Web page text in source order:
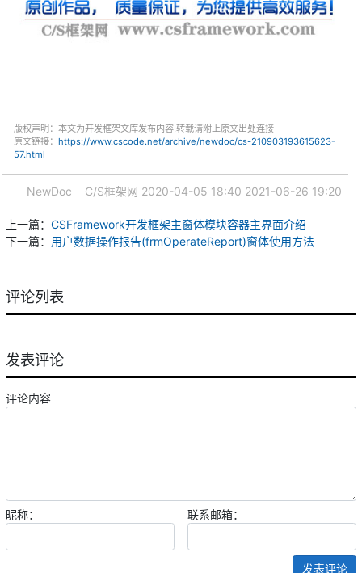
版权声明：本文为开发框架文库发布内容,转载请附上原文出处连接
原文链接： https://www.cscode.net/archive/newdoc/cs-210903193615623-
57.html
NewDoc C/S框架网 2020-04-05 18:40 2021-06-26 19:20
上一篇： CSFramework开发框架主窗体模块容器主界面介绍
下一篇： 用户数据操作报告(frmOperateReport)窗体使用方法
评论列表
发表评论
评论内容
昵称： 联系邮箱：
发表评论